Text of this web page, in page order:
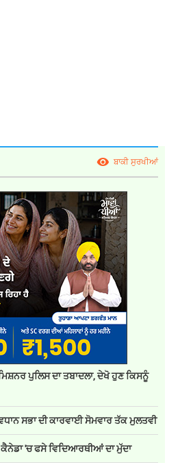
ਬਾਕੀ ਸੁਰਖੀਆਂ
ਪੁਲਿਸ ਦਾ ਤਬਾਦਲਾ, ਦੇਖੋ ਹੁਣ ਕਿਸਨੂੰ
ਸਭਾ ਦੀ ਕਾਰਵਾਈ ਸੋਮਵਾਰ ਤੱਕ ਮੁਲਤਵੀ
'ਚ ਫਸੇ ਵਿਦਿਆਰਥੀਆਂ ਦਾ ਮੁੱਦਾ